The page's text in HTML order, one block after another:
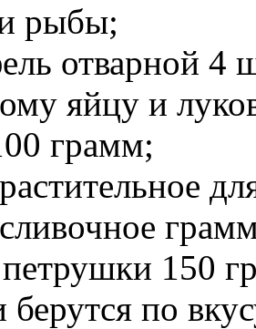
рыбы;
отварной 4
яйцу и
грамм;
петрушки 150
по